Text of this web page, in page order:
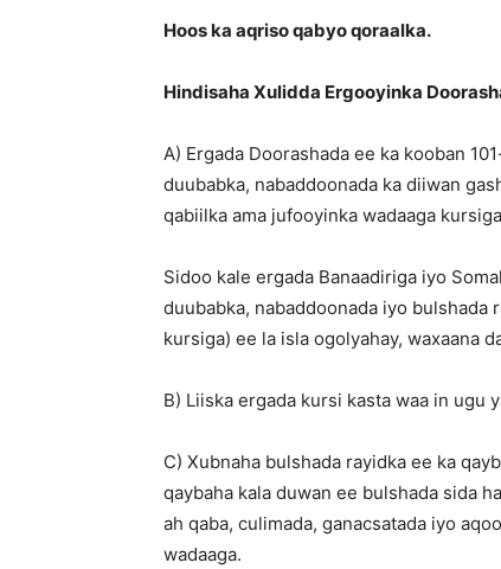
Hoos ka aqriso qabyo qoraalka.
Hindisaha Xulidda Ergooyinka
A) Ergada Doorashada ee ka kooban
duubabka, nabaddoonada ka diiwan
qabiilka ama jufooyinka wadaaga
Sidoo kale ergada Banaadiriga iyo
duubabka, nabaddoonada iyo bulshada
kursiga) ee la isla ogolyahay, waxaana
B) Liiska ergada kursi kasta waa in ugu
C) Xubnaha bulshada rayidka ee ka
qaybaha kala duwan ee bulshada sida
ah qaba, culimada, ganacsatada iyo
wadaaga.